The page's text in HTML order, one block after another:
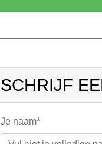
SCHRIJF
Je naam*